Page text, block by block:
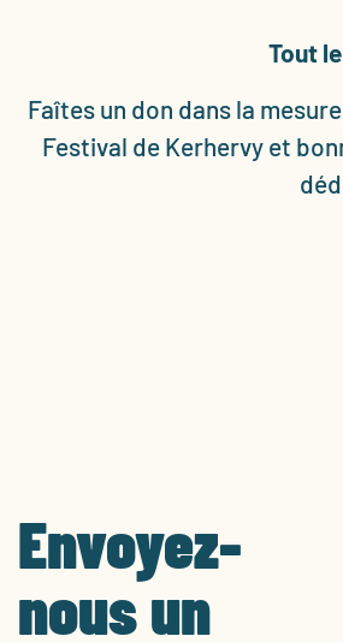
Tout
Faîtes un don dans la
Festival de Kerhervy et
Envoyez-
nous un